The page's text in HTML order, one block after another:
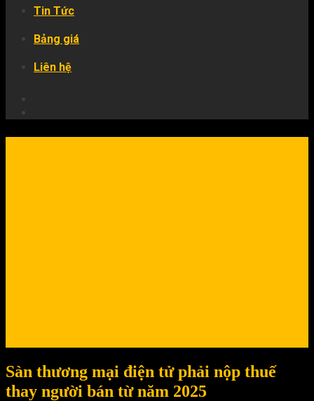
Tin Tức
Bảng giá
Liên hệ
Sàn thương mại điện tử phải nộp thuế
thay người bán từ năm 2025